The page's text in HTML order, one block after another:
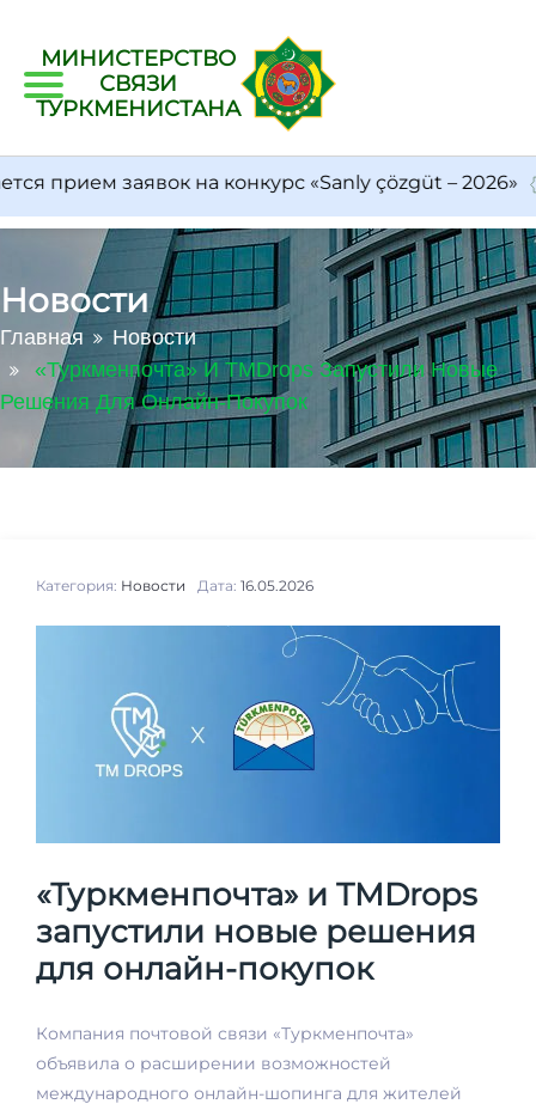
МИНИСТЕРСТВО
СВЯЗИ
ТУРКМЕНИСТАНА
прием заявок на конкурс «Sanly çözgüt – 2026»
Новости
Главная
Новости
«Туркменпочта» И TMDrops Запустили Новые
Решения Для Онлайн-Покупок
Категория: Новости Дата: 16.05.2026
«Туркменпочта» и TMDrops
запустили новые решения
для онлайн-покупок
Компания почтовой связи «Туркменпочта»
объявила о расширении возможностей
международного онлайн-шопинга для жителей